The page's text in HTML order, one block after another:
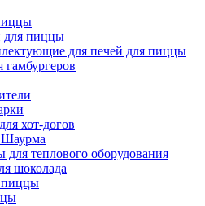
для пиццы
для печей для пиццы
гамбургеров
хот-догов
Шаурма
для теплового оборудования
шоколада
пиццы